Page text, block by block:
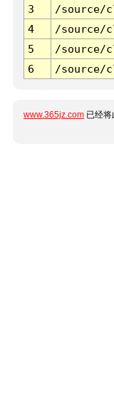
3 /source/
4
/source/
5
/source/
6
/source/
www.365jz.com 已经